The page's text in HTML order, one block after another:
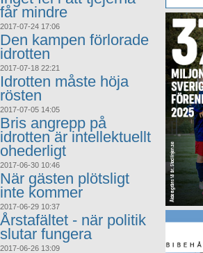
får mindre
2017-07-24 17:06
Den kampen förlorade
idrotten
2017-07-18 22:21
Idrotten måste höja
rösten
2017-07-05 14:05
Bris angrepp på
idrotten är intellektuellt
ohederligt
2017-06-30 10:46
När gästen plötsligt
inte kommer
2017-06-29 10:37
Årstafältet - när politik
slutar fungera
2017-06-26 13:09